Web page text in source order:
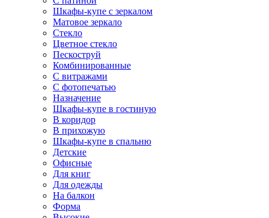
Шкафы-купе с зеркалом
Матовое зеркало
Стекло
Цветное стекло
Пескоструй
Комбинированные
С витражами
С фотопечатью
Назначение
Шкафы-купе в гостиную
В коридор
В прихожую
Шкафы-купе в спальню
Детские
Офисные
Для книг
Для одежды
На балкон
Форма